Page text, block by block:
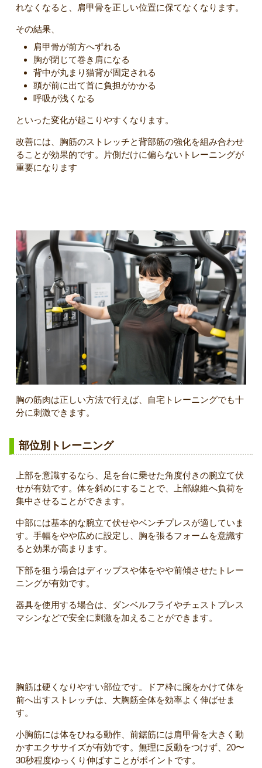
れなくなると、肩甲骨を正しい位置に保てなくなります。
その結果、
肩甲骨が前方へずれる
胸が閉じて巻き肩になる
背中が丸まり猫背が固定される
頭が前に出て首に負担がかかる
呼吸が浅くなる
といった変化が起こりやすくなります。
改善には、胸筋のストレッチと背部筋の強化を組み合わせ
ることが効果的です。片側だけに偏らないトレーニングが
重要になります
胸の筋肉は正しい方法で行えば、自宅トレーニングでも十
分に刺激できます。
部位別トレーニング
上部を意識するなら、足を台に乗せた角度付きの腕立て伏
せが有効です。体を斜めにすることで、上部線維へ負荷を
集中させることができます。
中部には基本的な腕立て伏せやベンチプレスが適していま
す。手幅をやや広めに設定し、胸を張るフォームを意識す
ると効果が高まります。
下部を狙う場合はディップスや体をやや前傾させたトレー
ニングが有効です。
器具を使用する場合は、ダンベルフライやチェストプレス
マシンなどで安全に刺激を加えることができます。
胸筋は硬くなりやすい部位です。ドア枠に腕をかけて体を
前へ出すストレッチは、大胸筋全体を効率よく伸ばせま
す。
小胸筋には体をひねる動作、前鋸筋には肩甲骨を大きく動
かすエクササイズが有効です。無理に反動をつけず、20〜
30秒程度ゆっくり伸ばすことがポイントです。